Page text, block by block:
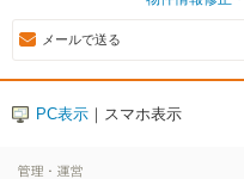
メールで送る
PC表示 ｜スマホ表示